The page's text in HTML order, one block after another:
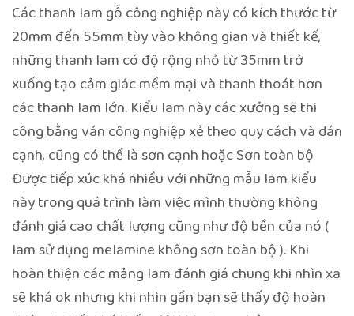
Các thanh lam gỗ công nghiệp này có kích thước từ
20mm đến 55mm tùy vào không gian và thiết kế,
những thanh lam có độ rộng nhỏ từ 35mm trở
xuống tạo cảm giác mềm mại và thanh thoát hơn
các thanh lam lớn. Kiểu lam này các xưởng sẽ thi
công bằng ván công nghiệp xẻ theo quy cách và dán
cạnh, cũng có thể là sơn cạnh hoặc Sơn toàn bộ
Được tiếp xúc khá nhiều với những mẫu lam kiểu
này trong quá trình làm việc mình thường không
đánh giá cao chất lượng cũng như độ bền của nó (
lam sử dụng melamine không sơn toàn bộ ). Khi
hoàn thiện các mảng lam đánh giá chung khi nhìn xa
sẽ khá ok nhưng khi nhìn gần bạn sẽ thấy độ hoàn